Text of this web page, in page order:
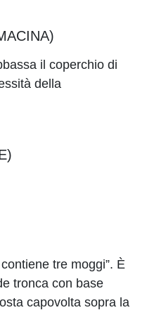
il coperchio di
della
tre moggi”. È
tronca con base
capovolta sopra la